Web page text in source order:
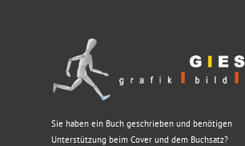
Sie haben ein Buch geschrieben und benötigen
Unterstützung beim Cover und dem Buchsatz?